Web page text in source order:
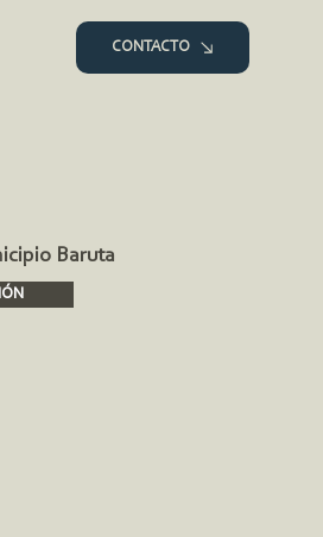
CONTACTO
Baruta